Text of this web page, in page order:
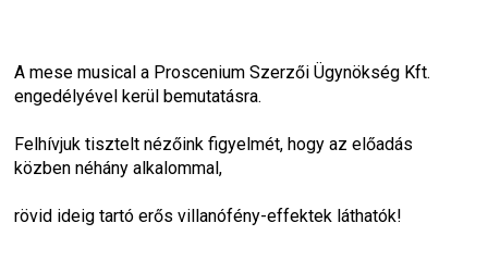
A mese musical a Proscenium Szerzői Ügynökség Kft.
engedélyével kerül bemutatásra.
Felhívjuk tisztelt nézőink figyelmét, hogy az előadás
közben néhány alkalommal,
rövid ideig tartó erős villanófény-effektek láthatók!